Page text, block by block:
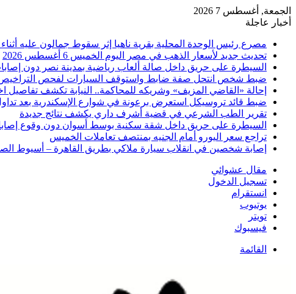
الجمعة, أغسطس 7 2026
أخبار عاجلة
مصرع رئيس الوحدة المحلية بقرية ناهيا إثر سقوط جمالون عليه
تحديث جديد لأسعار الذهب في مصر اليوم الخميس 6 أغسطس 2026
السيطرة على حريق داخل صالة ألعاب رياضية بمدينة نصر دون
ضبط شخص انتحل صفة ضابط واستوقف السيارات لفحص
إحالة «القاضي المزيف» وشريكه للمحاكمة.. النيابة تكشف تفاصيل
ضبط قائد تروسيكل استعرض برعونة في شوارع الإسكندرية بعد تداول
تقرير الطب الشرعي في قضية أشرف داري يكشف نتائج جديدة
السيطرة على حريق داخل شقة سكنية بوسط أسوان دون وقوع
تراجع سعر اليورو أمام الجنيه بمنتصف تعاملات الخميس
إصابة شخصين في انقلاب سيارة ملاكي بطريق القاهرة – أسيوط
مقال عشوائي
تسجيل الدخول
انستقرام
يوتيوب
تويتر
فيسبوك
القائمة